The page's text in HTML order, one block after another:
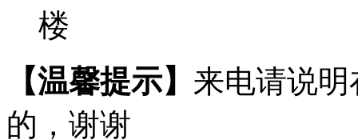
楼
【温馨提示】 来电请说
的，谢谢